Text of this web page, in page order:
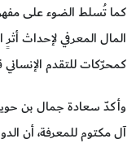
كما تُسلط الضوء على
المال المعرفي لإحداث
كمحرّكات للتقدم
وأكدّ سعادة جمال بن
آل مكتوم للمعرفة، أن